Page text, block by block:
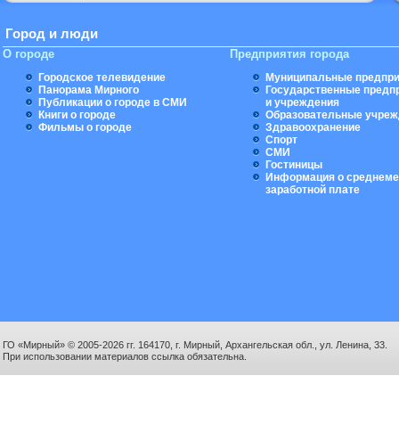
Город и люди
О городе
Городское телевидение
Панорама Мирного
Публикации о городе в СМИ
Книги о городе
Фильмы о городе
Предприятия города
Муниципальные
Государственные
и учреждения
Образовательные
Здравоохранение
Спорт
СМИ
Гостиницы
Информация о
заработной плате
ГО «Мирный» © 2005-2026 гг. 164170, г. Мирный, Архангельская обл., ул. Ленина, 33.
При использовании материалов ссылка обязательна.